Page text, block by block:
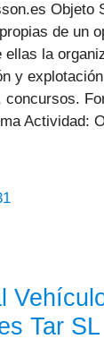
Objeto
de un
ellas la
y
concursos.
Actividad:
Tar SL